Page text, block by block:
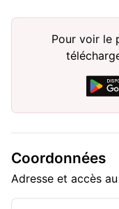
Pour voir le
Coordonnées
Adresse et accès